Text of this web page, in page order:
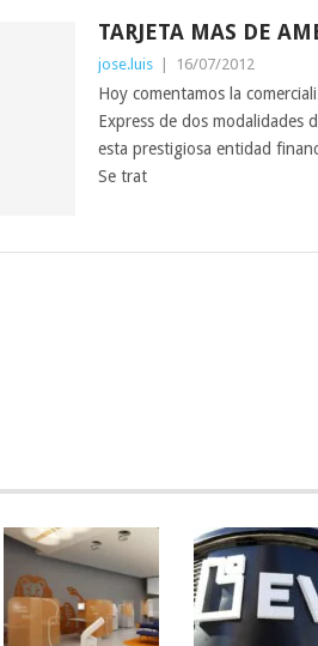
TARJETA MAS DE
jose.luis 16/07/2012
Hoy comentamos la
Express de dos modalidades
esta prestigiosa entidad
Se trat